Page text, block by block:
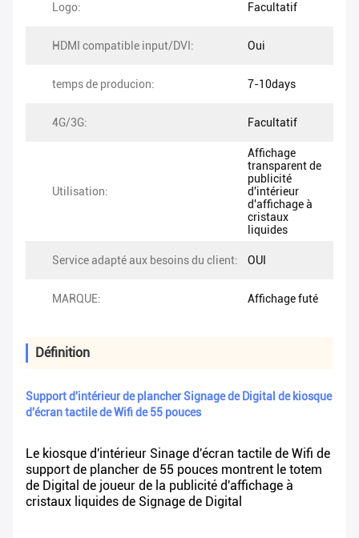
Logo: Facultatif
HDMI compatible input/DVI: Oui
temps de producion: 7-10days
4G/3G: Facultatif
Utilisation:
Affichage
transparent de
publicité
d'intérieur
d'affichage à
cristaux
liquides
Service adapté aux besoins du client: OUI
MARQUE: Affichage futé
Définition
Support d'intérieur de plancher Signage de Digital de kiosque
d'écran tactile de Wifi de 55 pouces
Le kiosque d'intérieur Sinage d'écran tactile de Wifi de
support de plancher de 55 pouces montrent le totem
de Digital de joueur de la publicité d'affichage à
cristaux liquides de Signage de Digital